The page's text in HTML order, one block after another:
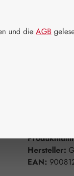
30 Stück
Zum
Hersteller:
EAN:
und die AGB